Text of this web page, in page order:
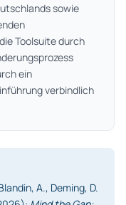
sowie
Toolsuite durch
ein
verbindlich
A., Deming, D.